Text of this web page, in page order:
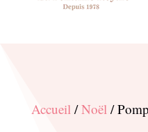
Accueil/Noël/